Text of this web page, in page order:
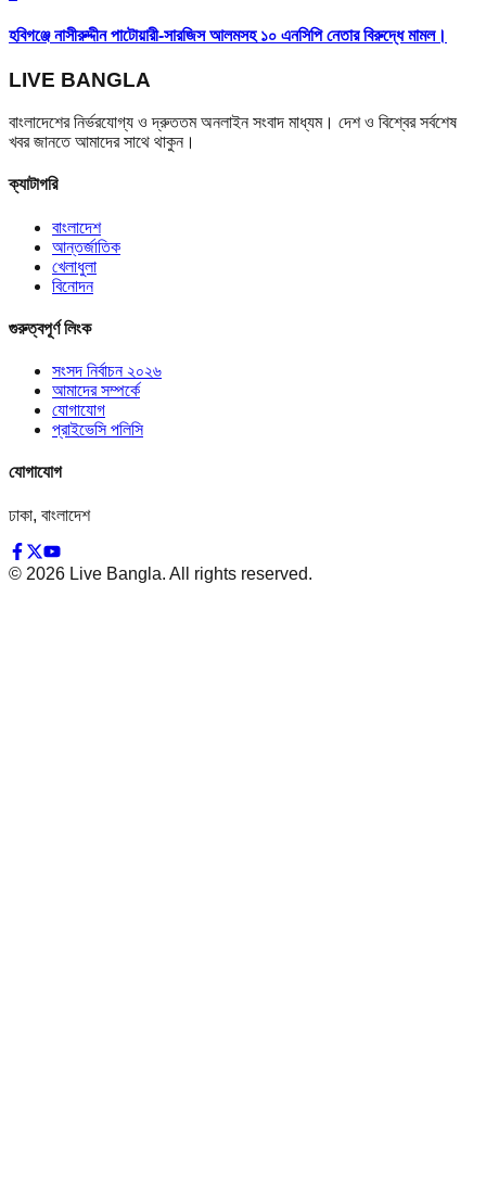
হবিগঞ্জে নাসীরুদ্দীন পাটোয়ারী-সারজিস আলমসহ ১০ এনসিপি নেতার বিরুদ্ধে মামল।
LIVE BANGLA
বাংলাদেশের নির্ভরযোগ্য ও দ্রুততম অনলাইন সংবাদ মাধ্যম। দেশ ও বিশ্বের সর্বশেষ
খবর জানতে আমাদের সাথে থাকুন।
ক্যাটাগরি
বাংলাদেশ
আন্তর্জাতিক
খেলাধুলা
বিনোদন
গুরুত্বপূর্ণ লিংক
সংসদ নির্বাচন ২০২৬
আমাদের সম্পর্কে
যোগাযোগ
প্রাইভেসি পলিসি
যোগাযোগ
ঢাকা, বাংলাদেশ
© 2026 Live Bangla. All rights reserved.